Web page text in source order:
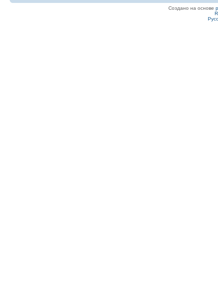
Создано на основе